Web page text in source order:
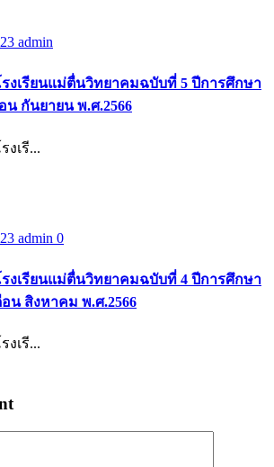
admin
งเรียนแม่ตื่นวิทยาคมฉบับที่ 5 ปีการศึกษา
น กันยายน พ.ศ.2566
งเรี...
admin 0
งเรียนแม่ตื่นวิทยาคมฉบับที่ 4 ปีการศึกษา
อน สิงหาคม พ.ศ.2566
งเรี...